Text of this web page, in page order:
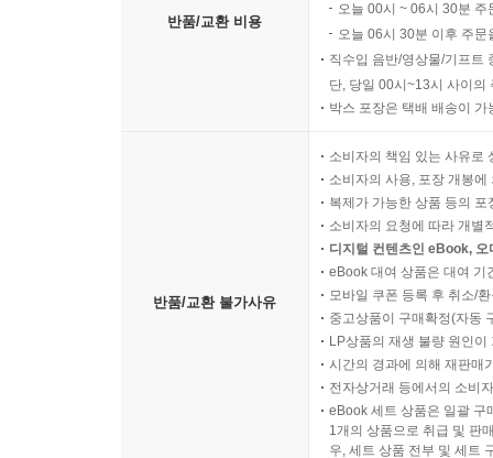
반품/교환 비용
오늘 00시 ~ 06시 30분
오늘 06시 30분 이후 주
직수입 음반/영상물/기프트
단, 당일 00시~13시 사이의
박스 포장은 택배 배송이
반품/교환 불가사유
소비자의 책임 있는 사유로
소비자의 사용, 포장 개봉
복제가 가능한 상품 등의
소비자의 요청에 따라 개별
디지털 컨텐츠인 eBook,
eBook 대여 상품은 대여 기
모바일 쿠폰 등록 후 취소/
중고상품이 구매확정(자동
LP상품의 재생 불량 원인
시간의 경과에 의해 재판매
전자상거래 등에서의 소비
eBook 세트 상품은 일괄 구
1개의 상품으로 취급 및 판
우, 세트 상품 전부 및 세트